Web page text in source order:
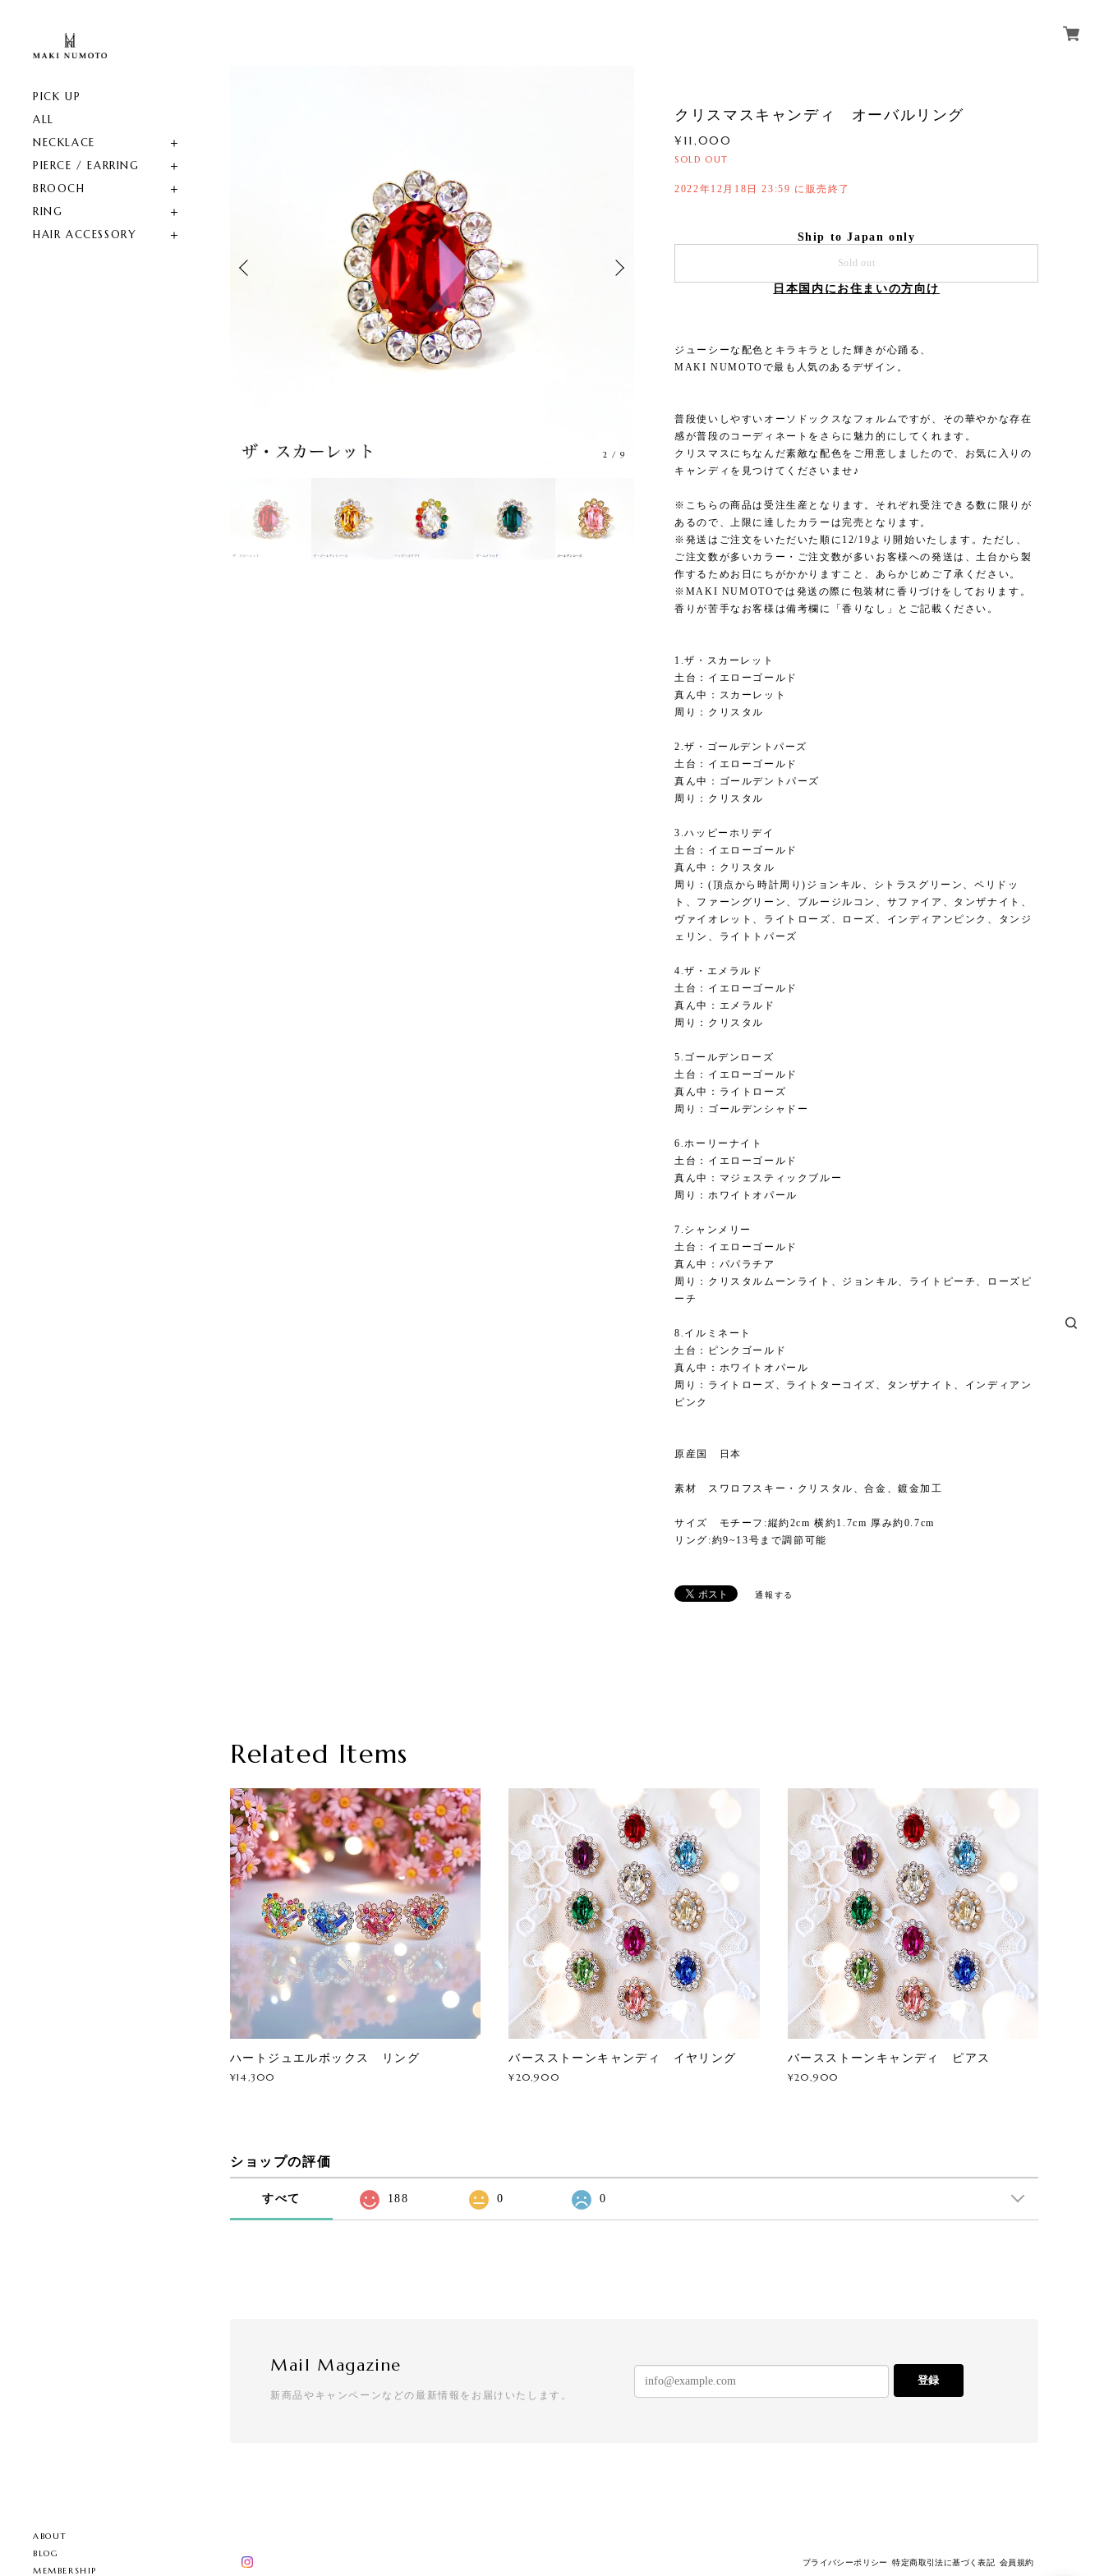
PICK UP
ALL
NECKLACE
PIERCE / EARRING
BROOCH
RING
HAIR ACCESSORY
ABOUT
BLOG
MEMBERSHIP
3 /9
クリスマスキャンディ オーバルリング
¥11,000
SOLD OUT
2022年12月18日 23:59 に販売終了
Ship to Japan only
Sold out
日本国内にお住まいの方向け
ジューシーな配色とキラキラとした輝きが心踊る、
MAKI NUMOTOで最も人気のあるデザイン。
普段使いしやすいオーソドックスなフォルムですが、その華やかな存在
感が普段のコーディネートをさらに魅力的にしてくれます。
クリスマスにちなんだ素敵な配色をご用意しましたので、お気に入りの
キャンディを見つけてくださいませ♪
※こちらの商品は受注生産となります。それぞれ受注できる数に限りが
あるので、上限に達したカラーは完売となります。
※発送はご注文をいただいた順に12/19より開始いたします。ただし、
ご注文数が多いカラー・ご注文数が多いお客様への発送は、土台から製
作するためお日にちがかかりますこと、あらかじめご了承ください。
※MAKI NUMOTOでは発送の際に包装材に香りづけをしております。
香りが苦手なお客様は備考欄に「香りなし」とご記載ください。
1.ザ・スカーレット
土台：イエローゴールド
真ん中：スカーレット
周り：クリスタル
2.ザ・ゴールデントパーズ
土台：イエローゴールド
真ん中：ゴールデントパーズ
周り：クリスタル
3.ハッピーホリデイ
土台：イエローゴールド
真ん中：クリスタル
周り：(頂点から時計周り)ジョンキル、シトラスグリーン、ペリドッ
ト、ファーングリーン、ブルージルコン、サファイア、タンザナイト、
ヴァイオレット、ライトローズ、ローズ、インディアンピンク、タンジ
ェリン、ライトトパーズ
4.ザ・エメラルド
土台：イエローゴールド
真ん中：エメラルド
周り：クリスタル
5.ゴールデンローズ
土台：イエローゴールド
真ん中：ライトローズ
周り：ゴールデンシャドー
6.ホーリーナイト
土台：イエローゴールド
真ん中：マジェスティックブルー
周り：ホワイトオパール
7.シャンメリー
土台：イエローゴールド
真ん中：パパラチア
周り：クリスタルムーンライト、ジョンキル、ライトピーチ、ローズピ
ーチ
8.イルミネート
土台：ピンクゴールド
真ん中：ホワイトオパール
周り：ライトローズ、ライトターコイズ、タンザナイト、インディアン
ピンク
原産国 日本
素材 スワロフスキー・クリスタル、合金、鍍金加工
サイズ モチーフ:縦約2cm 横約1.7cm 厚み約0.7cm
リング:約9~13号まで調節可能
通報する
Related Items
ハートジュエルボックス リング
¥14,300
バースストーンキャンディ イヤリング
¥20,900
バースストーンキャンディ ピアス
¥20,900
ショップの評価
すべて 188 0 0
Mail Magazine
新商品やキャンペーンなどの最新情報をお届けいたします。
登録
プライバシーポリシー 特定商取引法に基づく表記 会員規約